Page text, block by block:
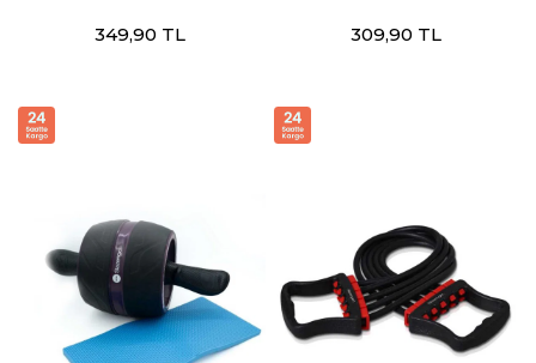
Egzersiz Aletleri
349,90 TL
Egzersiz Aletleri
309,90 TL